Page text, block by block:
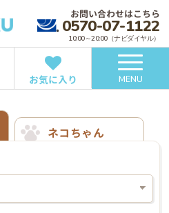
お問い合わせはこちら
0570-07-1122
10:00～20:00（ナビダイヤル）
お気に入り MENU
ネコちゃん